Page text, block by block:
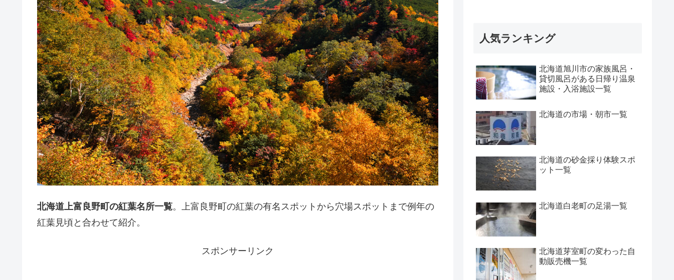
北海道上富良野町の紅葉名所一覧。上富良野町の紅葉の有名スポットから穴場スポットまで例年の
紅葉見頃と合わせて紹介。
スポンサーリンク
人気ランキング
北海道旭川市の家族風呂・
貸切風呂がある日帰り温泉
施設・入浴施設一覧
北海道の市場・朝市一覧
北海道の砂金採り体験スポ
ット一覧
北海道白老町の足湯一覧
北海道芽室町の変わった自
動販売機一覧